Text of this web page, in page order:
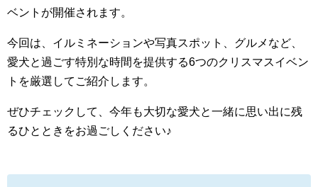
ベントが開催されます。
今回は、イルミネーションや写真スポット、グルメなど、
愛犬と過ごす特別な時間を提供する6つのクリスマスイベン
トを厳選してご紹介します。
ぜひチェックして、今年も大切な愛犬と一緒に思い出に残
るひとときをお過ごしください♪